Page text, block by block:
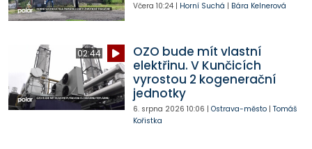
Včera 10:24| Horní Suchá | Bára Kelnerová
02:44
OZO bude mít vlastní
elektřinu. V Kunčicích
vyrostou 2 kogenerační
jednotky
6. srpna 2026 10:06 | Ostrava-město| Tomáš
Kořistka